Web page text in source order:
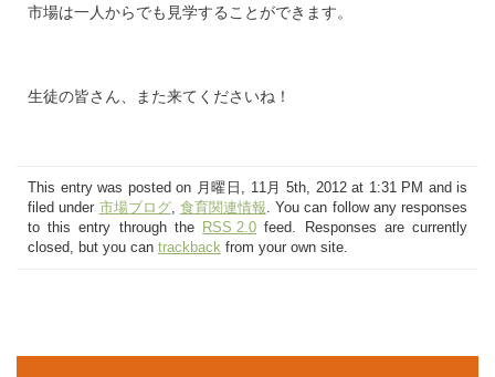
市場は一人からでも見学することができます。
生徒の皆さん、また来てくださいね！
This entry was posted on 月曜日, 11月 5th, 2012 at 1:31 PM and is
filed under 市場ブログ, 食育関連情報. You can follow any responses
to this entry through the
RSS 2.0 feed. Responses are currently
closed, but you can trackback from your own site.